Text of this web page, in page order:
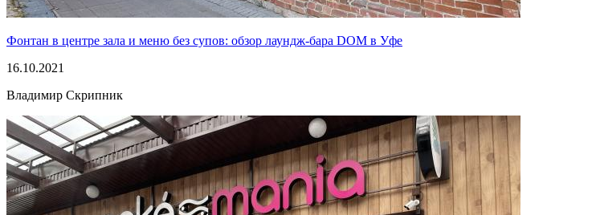
Фонтан в центре зала и меню без супов: обзор лаундж-бара DOM в Уфе
16.10.2021
Владимир Скрипник